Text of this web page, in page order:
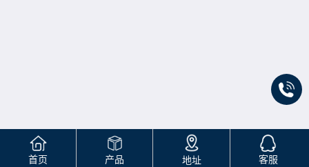
首页 产品 地址 客服